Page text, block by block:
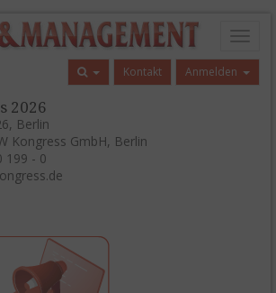
Kontakt Anmelden
2026
Berlin
Kongress GmbH, Berlin
199 - 0